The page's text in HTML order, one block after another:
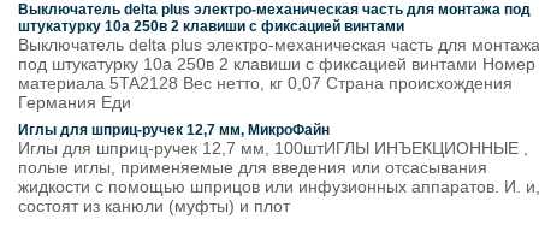
Выключатель delta plus электро-механическая часть для монтажа под
штукатурку 10а 250в 2 клавиши с фиксацией винтами
Выключатель delta plus электро-механическая часть для монтажа
под штукатурку 10а 250в 2 клавиши с фиксацией винтами Номер
материала 5TA2128 Вес нетто, кг 0,07 Страна происхождения
Германия Еди
Иглы для шприц-ручек 12,7 мм, МикроФайн
Иглы для шприц-ручек 12,7 мм, 100штИГЛЫ ИНЪЕКЦИОННЫЕ ,
полые иглы, применяемые для введения или отсасывания
жидкости с помощью шприцов или инфузионных аппаратов. И. и,
состоят из канюли (муфты) и плот